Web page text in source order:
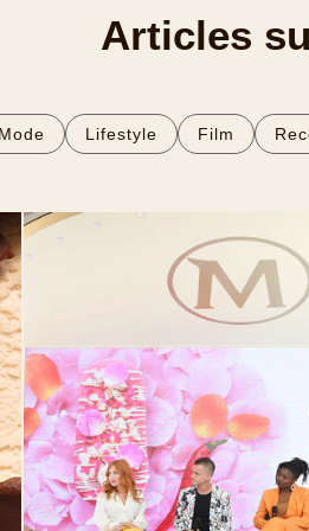
Articles
Lifestyle Film